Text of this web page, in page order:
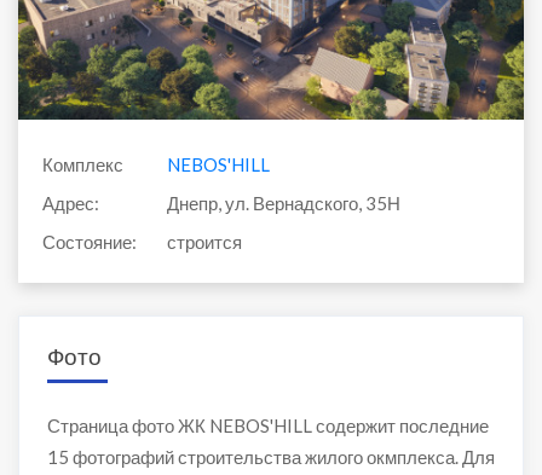
Комплекс
NEBOS'HILL
Адрес:
Днепр, ул. Вернадского, 35Н
Состояние:
строится
Фото
Страница фото ЖК NEBOS'HILL содержит последние
15 фотографий строительства жилого окмплекса. Для